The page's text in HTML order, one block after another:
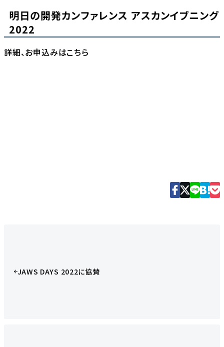
明日の開発カンファレンス アスカンイブニング
2022
詳細、お申込みはこちら
JAWS DAYS 2022に協賛